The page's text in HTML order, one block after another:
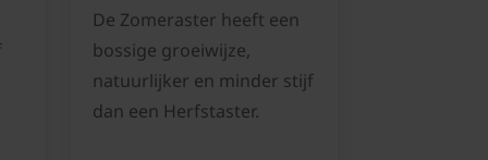
De Zomeraster heeft een
bossige groeiwijze,
natuurlijker en minder stijf
dan een Herfstaster.